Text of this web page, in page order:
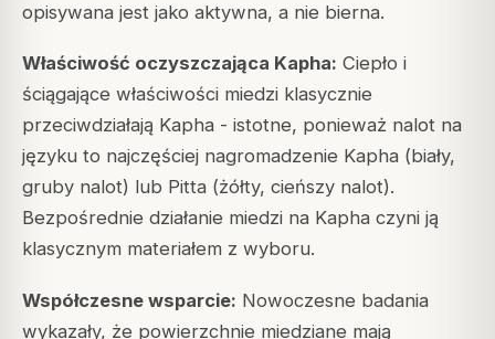
opisywana jest jako aktywna, a nie bierna.
Właściwość oczyszczająca Kapha: Ciepło i
ściągające właściwości miedzi klasycznie
przeciwdziałają Kapha - istotne, ponieważ nalot na
języku to najczęściej nagromadzenie Kapha (biały,
gruby nalot) lub Pitta (żółty, cieńszy nalot).
Bezpośrednie działanie miedzi na Kapha czyni ją
klasycznym materiałem z wyboru.
Współczesne wsparcie: Nowoczesne badania
wykazały, że powierzchnie miedziane mają